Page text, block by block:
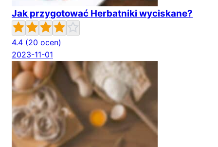
Jak przygotować Herbatniki wyciskane?
4.4 (20 ocen)
2023-11-01